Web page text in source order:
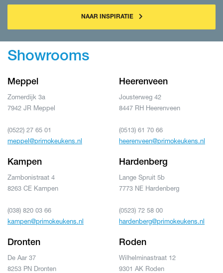
NAAR INSPIRATIE
Showrooms
Meppel
Zomerdijk 3a
7942 JR Meppel
(0522) 27 65 01
meppel@primokeukens.nl
Heerenveen
Jousterweg 42
8447 RH Heerenveen
(0513) 61 70 66
heerenveen@primokeukens.nl
Kampen
Zambonistraat 4
8263 CE Kampen
(038) 820 03 66
kampen@primokeukens.nl
Hardenberg
Lange Spruit 5b
7773 NE Hardenberg
(0523) 72 58 00
hardenberg@primokeukens.nl
Dronten
De Aar 37
8253 PN Dronten
Roden
Wilhelminastraat 12
9301 AK Roden